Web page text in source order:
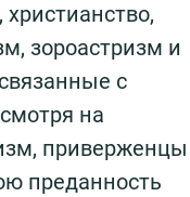
зороастризм и
с
на
приверженцы
преданность